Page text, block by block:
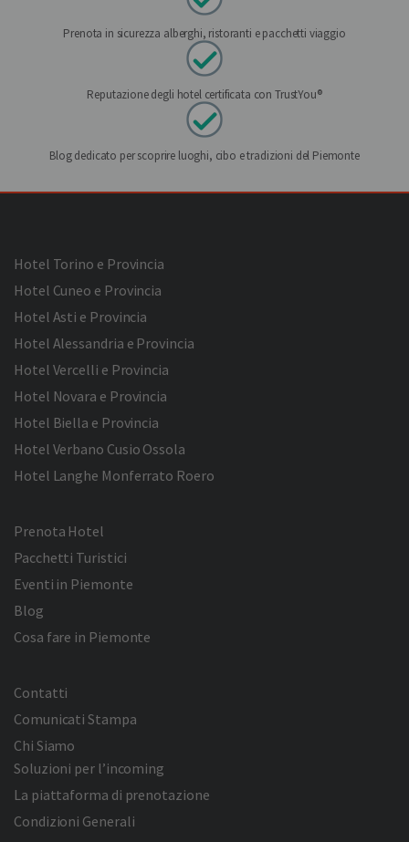
Prenota in sicurezza alberghi, ristoranti e pacchetti viaggio
Reputazione degli hotel certificata con TrustYou®
Blog dedicato per scoprire luoghi, cibo e tradizioni del Piemonte
Hotel Torino e Provincia
Hotel Cuneo e Provincia
Hotel Asti e Provincia
Hotel Alessandria e Provincia
Hotel Vercelli e Provincia
Hotel Novara e Provincia
Hotel Biella e Provincia
Hotel Verbano Cusio Ossola
Hotel Langhe Monferrato Roero
Prenota Hotel
Pacchetti Turistici
Eventi in Piemonte
Blog
Cosa fare in Piemonte
Contatti
Comunicati Stampa
Chi Siamo
Soluzioni per l’incoming
La piattaforma di prenotazione
Condizioni Generali